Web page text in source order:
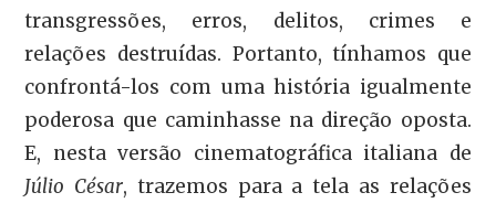
transgressões, erros, delitos, crimes e
relações destruídas. Portanto, tínhamos que
confrontá-los com uma história igualmente
poderosa que caminhasse na direção oposta.
E, nesta versão cinematográfica italiana de
Júlio César, trazemos para a tela as relações